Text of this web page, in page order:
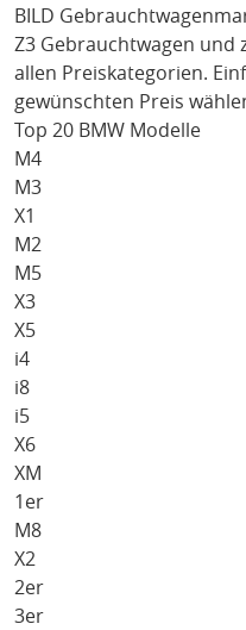
BILD
Z3 Gebrauchtwagen und
allen Preiskategorien.
gewünschten Preis
Top 20 BMW Modelle
M4
M3
X1
M2
M5
X3
X5
i4
i8
i5
X6
XM
1er
M8
X2
2er
3er